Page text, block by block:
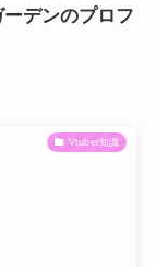
デンのプロフ
Vtuber知識